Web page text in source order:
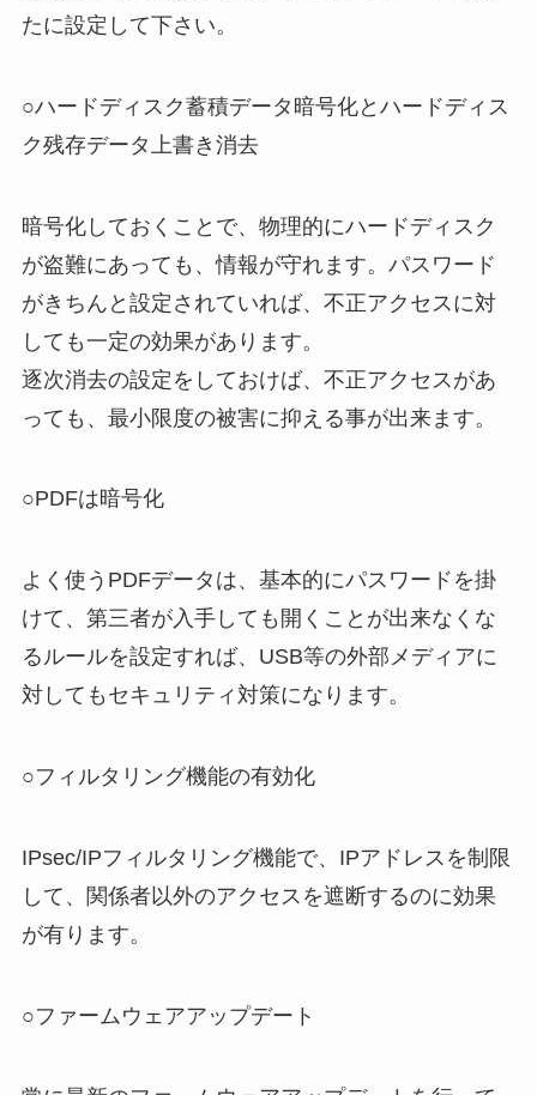
たに設定して下さい。
○ハードディスク蓄積データ暗号化とハードディス
ク残存データ上書き消去
暗号化しておくことで、物理的にハードディスク
が盗難にあっても、情報が守れます。パスワード
がきちんと設定されていれば、不正アクセスに対
しても一定の効果があります。
逐次消去の設定をしておけば、不正アクセスがあ
っても、最小限度の被害に抑える事が出来ます。
○PDFは暗号化
よく使うPDFデータは、基本的にパスワードを掛
けて、第三者が入手しても開くことが出来なくな
るルールを設定すれば、USB等の外部メディアに
対してもセキュリティ対策になります。
○フィルタリング機能の有効化
IPsec/IPフィルタリング機能で、IPアドレスを制限
して、関係者以外のアクセスを遮断するのに効果
が有ります。
○ファームウェアアップデート